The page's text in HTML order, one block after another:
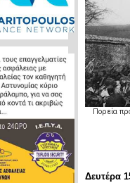
Πορεία
Δευτέρα